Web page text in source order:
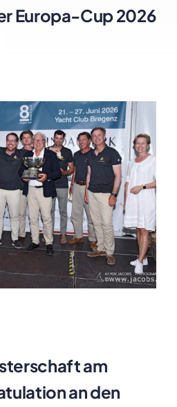
Europa-Cup 2026
am
an den